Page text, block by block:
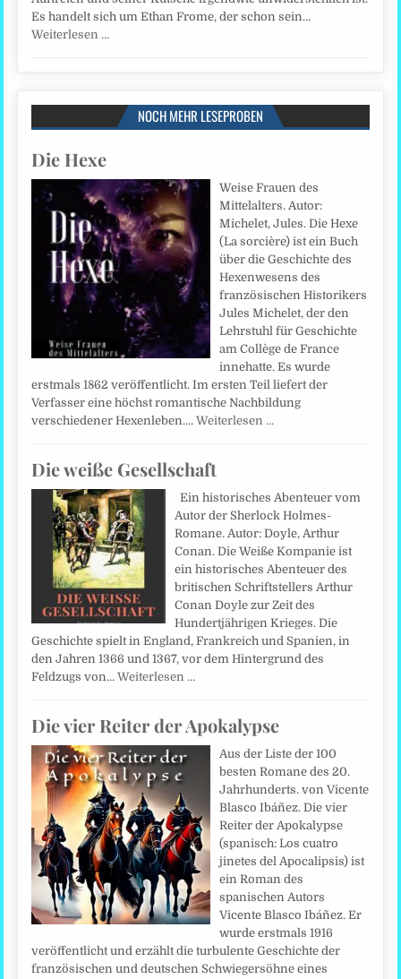
Es handelt sich um Ethan Frome, der schon sein…
Weiterlesen …
NOCH MEHR LESEPROBEN
Die Hexe
Weise Frauen des
Mittelalters. Autor:
Michelet, Jules. Die Hexe
(La sorcière) ist ein Buch
über die Geschichte des
Hexenwesens des
französischen Historikers
Jules Michelet, der den
Lehrstuhl für Geschichte
am Collège de France
innehatte. Es wurde
erstmals 1862 veröffentlicht. Im ersten Teil liefert der
Verfasser eine höchst romantische Nachbildung
verschiedener Hexenleben.…Weiterlesen …
Die weiße Gesellschaft
Ein historisches Abenteuer vom
Autor der Sherlock Holmes-
Romane. Autor: Doyle, Arthur
Conan. Die Weiße Kompanie ist
ein historisches Abenteuer des
britischen Schriftstellers Arthur
Conan Doyle zur Zeit des
Hundertjährigen Krieges. Die
Geschichte spielt in England, Frankreich und Spanien, in
den Jahren 1366 und 1367, vor dem Hintergrund des
Feldzugs von…Weiterlesen …
Die vier Reiter der Apokalypse
Aus der Liste der 100
besten Romane des 20.
Jahrhunderts. von Vicente
Blasco Ibáñez. Die vier
Reiter der Apokalypse
(spanisch: Los cuatro
jinetes del Apocalipsis) ist
ein Roman des
spanischen Autors
Vicente Blasco Ibáñez. Er
wurde erstmals 1916
veröffentlicht und erzählt die turbulente Geschichte der
französischen und deutschen Schwiegersöhne eines